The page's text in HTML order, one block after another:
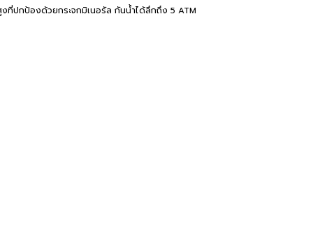
ที่ปกป้องด้วยกระจกมิเนอรัล กันน้ำได้ลึกถึง 5 ATM